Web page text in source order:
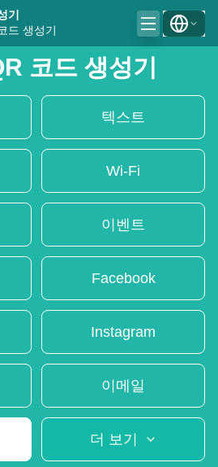
기
드 생성기
코드 생성기
텍스트
Wi-Fi
이벤트
Facebook
Instagram
이메일
더 보기